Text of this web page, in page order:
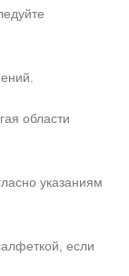
области
указаниям
если